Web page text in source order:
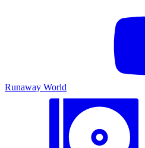
Runaway World